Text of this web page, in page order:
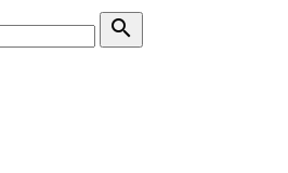
search